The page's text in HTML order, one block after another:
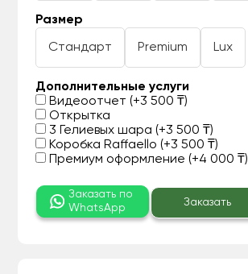
Размер
Стандарт Premium Lux
Дополнительные услуги
Видеоотчет (+3 500 ₸)
Открытка
3 Гелиевых шара (+3 500 ₸)
Коробка Raffaello (+3 500 ₸)
Премиум оформление (+4 000 ₸)
Заказать по
WhatsApp
Заказать